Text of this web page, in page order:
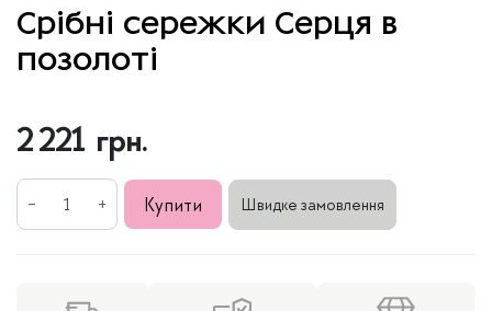
Срібні сережки Серця в
позолоті
2 221 грн.
Срібні
позолоті
Купити Швидке замовлення